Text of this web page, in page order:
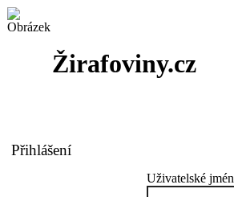
Žirafoviny.cz
Přihlášení
Uživatelské